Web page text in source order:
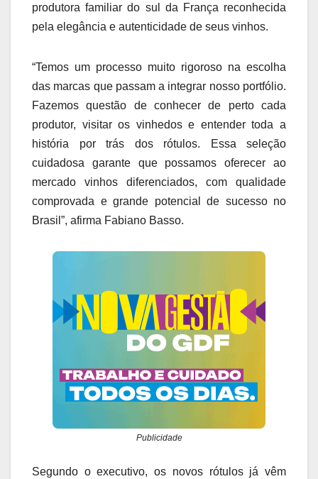
produtora familiar do sul da França reconhecida
pela elegância e autenticidade de seus vinhos.
“Temos um processo muito rigoroso na escolha
das marcas que passam a integrar nosso portfólio.
Fazemos questão de conhecer de perto cada
produtor, visitar os vinhedos e entender toda a
história por trás dos rótulos. Essa seleção
cuidadosa garante que possamos oferecer ao
mercado vinhos diferenciados, com qualidade
comprovada e grande potencial de sucesso no
Brasil”, afirma Fabiano Basso.
Publicidade
Segundo o executivo, os novos rótulos já vêm